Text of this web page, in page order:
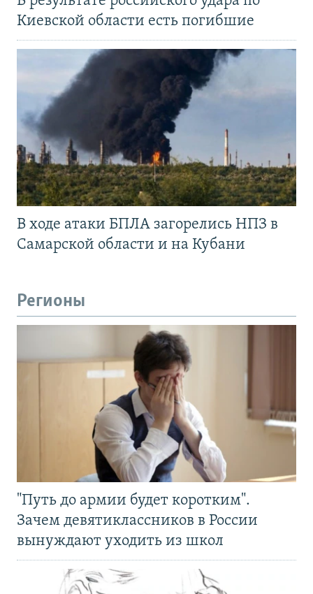
Киевской области есть погибшие
В ходе атаки БПЛА загорелись НПЗ в
Самарской области и на Кубани
Регионы
"Путь до армии будет коротким".
Зачем девятиклассников в России
вынуждают уходить из школ